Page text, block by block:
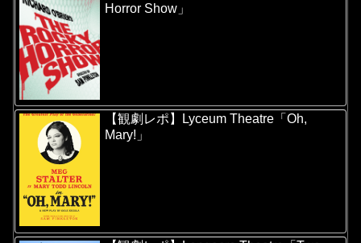
Horror Show」
【観劇レポ】Lyceum Theatre「Oh,
Mary!」